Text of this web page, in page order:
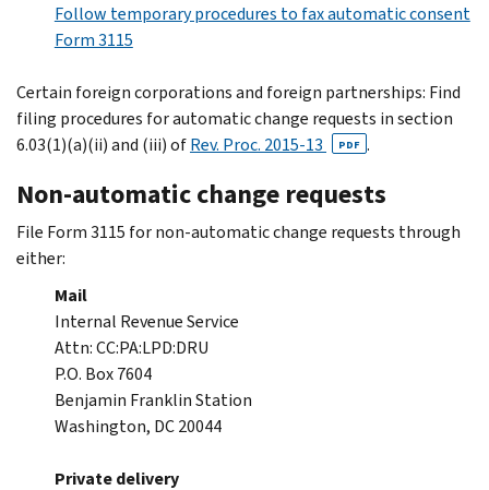
Follow temporary procedures to fax automatic consent
Form 3115
Certain foreign corporations and foreign partnerships: Find
filing procedures for automatic change requests in section
6.03(1)(a)(ii) and (iii) ofRev. Proc. 2015-13 PDF .
Non-automatic change requests
File Form 3115 for non-automatic change requests through
either:
Mail
Internal Revenue Service
Attn: CC:PA:LPD:DRU
P.O. Box 7604
Benjamin Franklin Station
Washington, DC 20044
Private delivery